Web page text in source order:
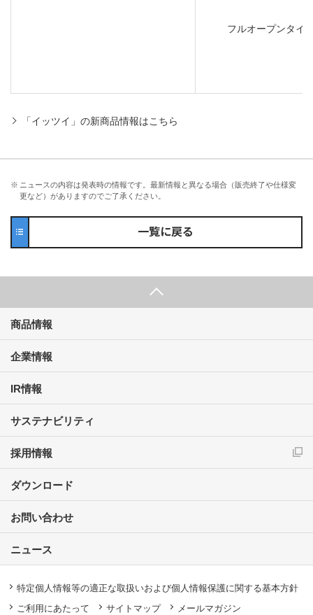
フルオープンタイ
「イッツイ」の新商品情報はこちら
※ ニュースの内容は発表時の情報です。最新情報と異なる場合（販売終了や仕様変
更など）がありますのでご了承ください。
一覧に戻る
商品情報
企業情報
IR情報
サステナビリティ
採用情報
ダウンロード
お問い合わせ
ニュース
特定個人情報等の適正な取扱いおよび個人情報保護に関する基本方針
ご利用にあたって
サイトマップ メールマガジン